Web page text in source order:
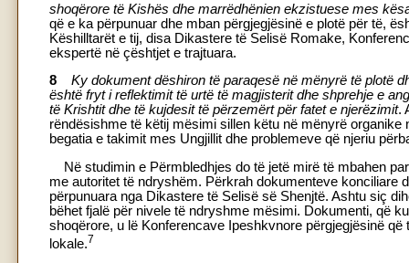
shoqërore të Kishës dhe marrëdhënien ekzistuese mes
që e ka përpunuar dhe mban përgjegjësinë e plotë për të,
Këshilltarët e tij, disa Dikastere të Selisë Romake,
ekspertë në çështjet e trajtuara.
8
Ky dokument dëshiron të paraqesë në mënyrë të plotë
është fryt i reflektimit të urtë të magjisterit dhe shprehje e
të Krishtit dhe të kujdesit të përzemërt për fatet e njerëzimit.
rëndësishme të këtij mësimi sillen këtu në mënyrë
begatia e takimit mes Ungjillit dhe problemeve që njeriu
Në studimin e Përmbledhjes do të jetë mirë të mbahen
me autoritet të ndryshëm. Përkrah dokumenteve konciliare
përpunuara nga Dikastere të Selisë së Shenjtë. Ashtu siç
bëhet fjalë për nivele të ndryshme mësimi. Dokumenti, që
shoqërore, u lë Konferencave Ipeshkvnore përgjegjësinë
lokale.7